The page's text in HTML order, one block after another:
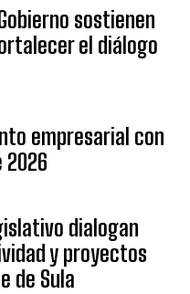
sostienen
el diálogo
empresarial con
2026
dialogan
y proyectos
de Sula